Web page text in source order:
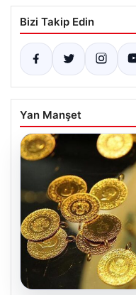
Bizi Takip Edin
Yan Manşet